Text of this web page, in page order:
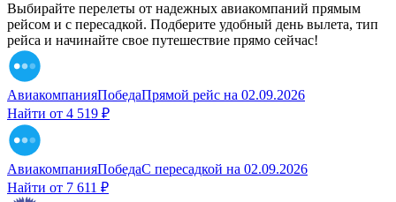
Выбирайте перелеты от надежных авиакомпаний прямым
рейсом и с пересадкой. Подберите удобный день вылета, тип
рейса и начинайте свое путешествие прямо сейчас!
АвиакомпанияПобедаПрямой рейс на 02.09.2026
Найти от 4 519 ₽
АвиакомпанияПобедаС пересадкой на 02.09.2026
Найти от 7 611 ₽